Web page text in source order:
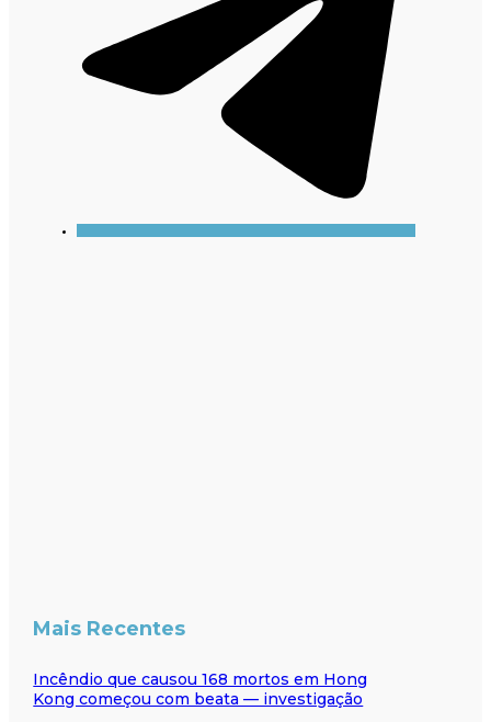
Mais Recentes
Incêndio que causou 168 mortos em Hong
Kong começou com beata — investigação